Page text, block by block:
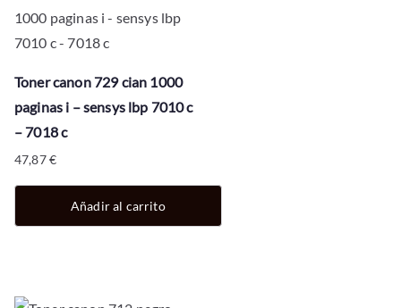
Toner canon 729 cian 1000
paginas i – sensys lbp 7010 c
– 7018 c
47,87€
Añadir al carrito